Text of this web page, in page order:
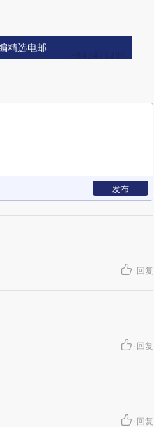
精选电邮
发布
· 回复
· 回复
· 回复